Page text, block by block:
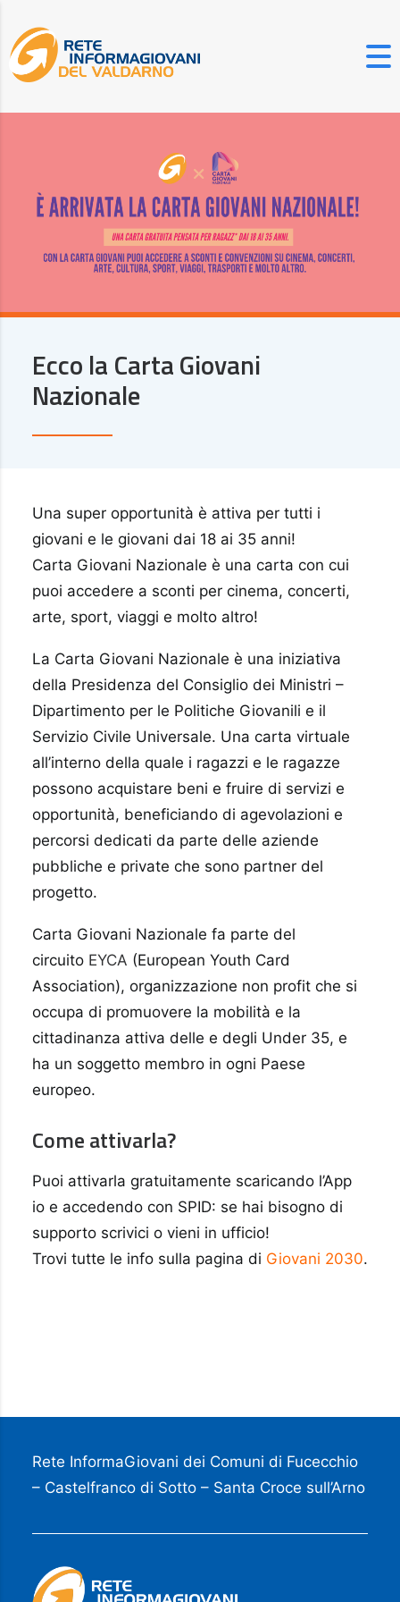
Ecco la Carta Giovani
Nazionale
Una super opportunità è attiva per tutti i
giovani e le giovani dai 18 ai 35 anni!
Carta Giovani Nazionale è una carta con cui
puoi accedere a sconti per cinema, concerti,
arte, sport, viaggi e molto altro!
La Carta Giovani Nazionale è una iniziativa
della Presidenza del Consiglio dei Ministri –
Dipartimento per le Politiche Giovanili e il
Servizio Civile Universale. Una carta virtuale
all’interno della quale i ragazzi e le ragazze
possono acquistare beni e fruire di servizi e
opportunità, beneficiando di agevolazioni e
percorsi dedicati da parte delle aziende
pubbliche e private che sono partner del
progetto.
Carta Giovani Nazionale fa parte del
circuito EYCA (European Youth Card
Association), organizzazione non profit che si
occupa di promuovere la mobilità e la
cittadinanza attiva delle e degli Under 35, e
ha un soggetto membro in ogni Paese
europeo.
Come attivarla?
Puoi attivarla gratuitamente scaricando l’App
io e accedendo con SPID: se hai bisogno di
supporto scrivici o vieni in ufficio!
Trovi tutte le info sulla pagina di Giovani 2030.
Rete InformaGiovani dei Comuni di Fucecchio
– Castelfranco di Sotto – Santa Croce sull’Arno